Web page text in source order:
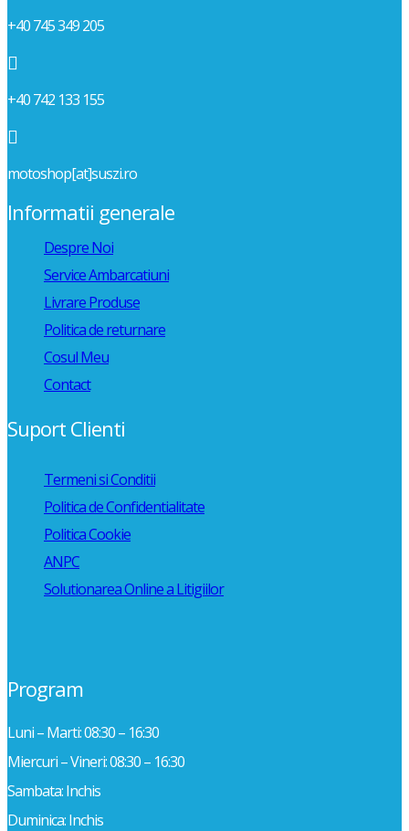
+40 745 349 205

+40 742 133 155

motoshop[at]suszi.ro
Informatii generale
Despre Noi
Service Ambarcatiuni
Livrare Produse
Politica de returnare
Cosul Meu
Contact
Suport Clienti
Termeni si Conditii
Politica de Confidentialitate
Politica Cookie
ANPC
Solutionarea Online a Litigiilor
Program
Luni – Marti: 08:30 – 16:30
Miercuri – Vineri: 08:30 – 16:30
Sambata: Inchis
Duminica: Inchis